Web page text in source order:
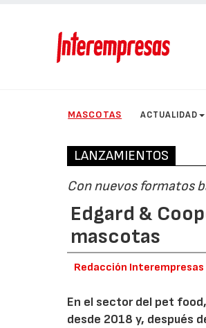
MASCOTAS ACTUALIDAD
LANZAMIENTOS
Con nuevos formatos
Edgard &
mascotas
Redacción Interempresas
En el sector del pet
desde 2018 y, después